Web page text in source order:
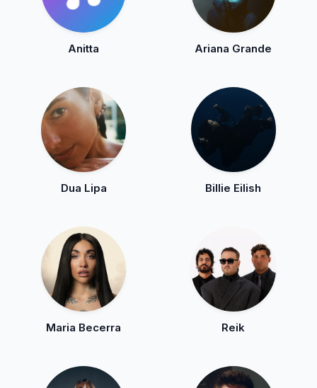
Anitta Ariana Grande
Dua Lipa Billie Eilish
Maria Becerra Reik